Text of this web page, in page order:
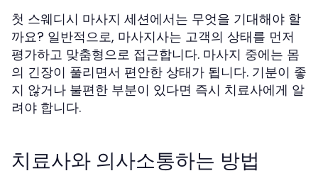
첫 스웨디시 마사지 세션에서는 무엇을 기대해야 할
까요? 일반적으로, 마사지사는 고객의 상태를 먼저
평가하고 맞춤형으로 접근합니다. 마사지 중에는 몸
의 긴장이 풀리면서 편안한 상태가 됩니다. 기분이 좋
지 않거나 불편한 부분이 있다면 즉시 치료사에게 알
려야 합니다.
치료사와 의사소통하는 방법